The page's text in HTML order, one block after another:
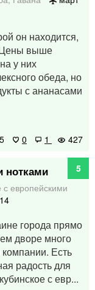
он находится,
Цены выше
у них
обеда, но
с ананасами
0 1 427
нотками
5
европейскими
города прямо
дворе много
Есть
радость для
с евр...